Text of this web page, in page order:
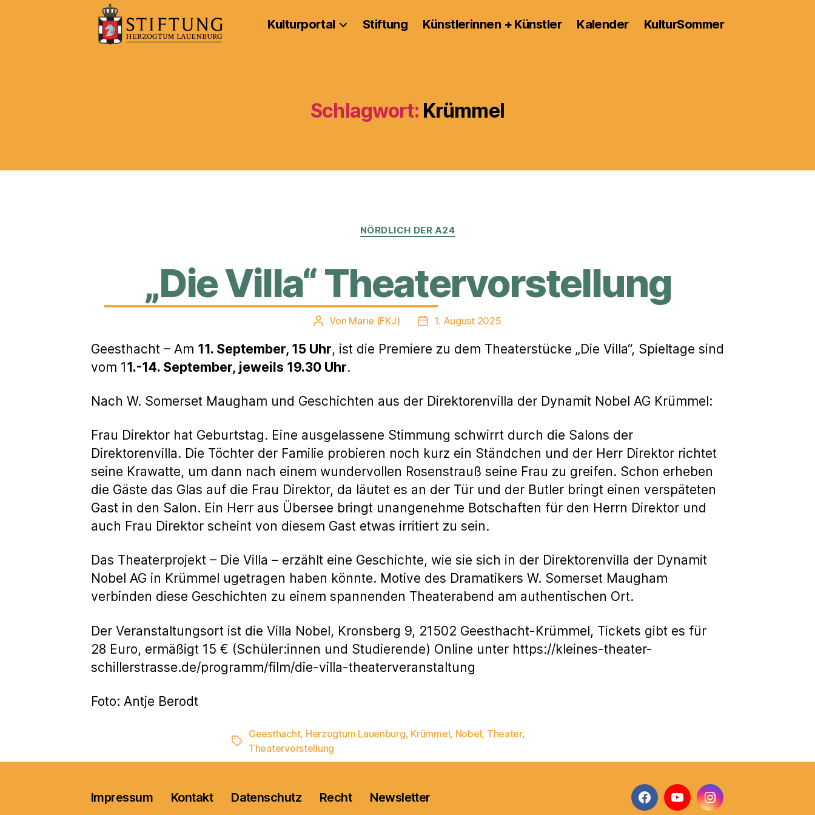
Kulturportal Stiftung Künstlerinnen + Künstler Kalender KulturSommer
Schlagwort: Krümmel
Kategorien
NÖRDLICH DER A24
„Die Villa“ Theatervorstellung
Beitragsautor
Von Marie (FKJ) Veröffentlichungsdatum
1. August 2025
Geesthacht – Am 11. September, 15 Uhr, ist die Premiere zu dem Theaterstücke „Die Villa“, Spieltage sind
vom 11.-14. September, jeweils 19.30 Uhr.
Nach W. Somerset Maugham und Geschichten aus der Direktorenvilla der Dynamit Nobel AG Krümmel:
Frau Direktor hat Geburtstag. Eine ausgelassene Stimmung schwirrt durch die Salons der
Direktorenvilla. Die Töchter der Familie probieren noch kurz ein Ständchen und der Herr Direktor richtet
seine Krawatte, um dann nach einem wundervollen Rosenstrauß seine Frau zu greifen. Schon erheben
die Gäste das Glas auf die Frau Direktor, da läutet es an der Tür und der Butler bringt einen verspäteten
Gast in den Salon. Ein Herr aus Übersee bringt unangenehme Botschaften für den Herrn Direktor und
auch Frau Direktor scheint von diesem Gast etwas irritiert zu sein.
Das Theaterprojekt – Die Villa – erzählt eine Geschichte, wie sie sich in der Direktorenvilla der Dynamit
Nobel AG in Krümmel ugetragen haben könnte. Motive des Dramatikers W. Somerset Maugham
verbinden diese Geschichten zu einem spannenden Theaterabend am authentischen Ort.
Der Veranstaltungsort ist die Villa Nobel, Kronsberg 9, 21502 Geesthacht-Krümmel, Tickets gibt es für
28 Euro, ermäßigt 15 € (Schüler:innen und Studierende) Online unter https://kleines-theater-
schillerstrasse.de/programm/film/die-villa-theaterveranstaltung
Foto: Antje Berodt
Schlagwörter
Geesthacht, Herzogtum Lauenburg, Krümmel, Nobel, Theater,
Theatervorstellung
Impressum Kontakt Datenschutz Recht Newsletter
FacebookYouTubeInstagram